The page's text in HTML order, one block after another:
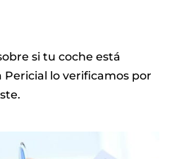
si tu coche está
Pericial lo verificamos por